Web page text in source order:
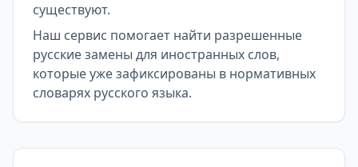
существуют.
Наш сервис помогает найти разрешенные
русские замены для иностранных слов,
которые уже зафиксированы в нормативных
словарях русского языка.